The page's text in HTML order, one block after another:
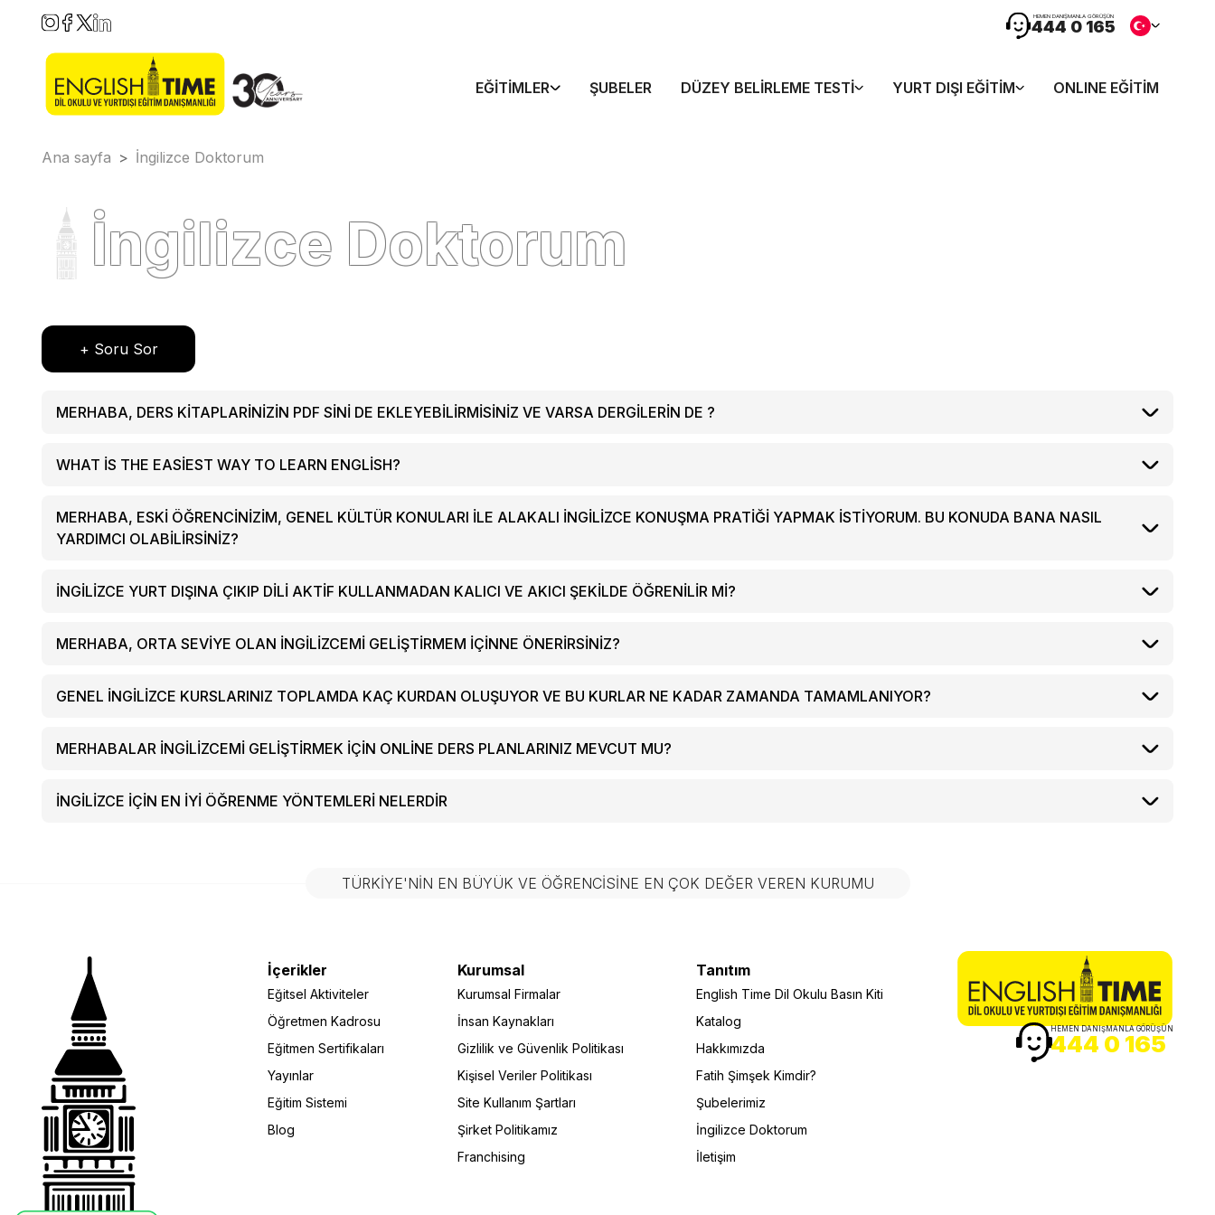
HEMEN DANIŞMANLA GÖRÜŞÜN
444 0 165
EĞITIMLER ŞUBELER DÜZEY BELIRLEME TESTI YURT DIŞI EĞITIM ONLINE EĞITIM
Ana sayfa > İngilizce Doktorum
İngilizce Doktorum
+ Soru Sor
MERHABA, DERS KITAPLARINIZIN PDF SINI DE EKLEYEBILIRMISINIZ VE VARSA DERGILERIN DE ?
WHAT IS THE EASIEST WAY TO LEARN ENGLISH?
MERHABA, ESKI ÖĞRENCINIZIM, GENEL KÜLTÜR KONULARI ILE ALAKALI İNGILIZCE KONUŞMA PRATIĞI YAPMAK ISTIYORUM. BU KONUDA BANA NASIL
YARDIMCI OLABILIRSINIZ?
İNGILIZCE YURT DIŞINA ÇIKIP DILI AKTIF KULLANMADAN KALICI VE AKICI ŞEKILDE ÖĞRENILIR MI?
MERHABA, ORTA SEVIYE OLAN INGILIZCEMI GELIŞTIRMEM IÇINNE ÖNERIRSINIZ?
GENEL INGILIZCE KURSLARINIZ TOPLAMDA KAÇ KURDAN OLUŞUYOR VE BU KURLAR NE KADAR ZAMANDA TAMAMLANIYOR?
MERHABALAR İNGILIZCEMI GELIŞTIRMEK IÇIN ONLINE DERS PLANLARINIZ MEVCUT MU?
İNGILIZCE IÇIN EN IYI ÖĞRENME YÖNTEMLERI NELERDIR
TÜRKIYE'NIN EN BÜYÜK VE ÖĞRENCISINE EN ÇOK DEĞER VEREN KURUMU
İçerikler
Eğitsel Aktiviteler
Öğretmen Kadrosu
Eğitmen Sertifikaları
Yayınlar
Eğitim Sistemi
Blog
Kurumsal
Kurumsal Firmalar
İnsan Kaynakları
Gizlilik ve Güvenlik Politikası
Kişisel Veriler Politikası
Site Kullanım Şartları
Şirket Politikamız
Franchising
Tanıtım
English Time Dil Okulu Basın Kiti
Katalog
Hakkımızda
Fatih Şimşek Kimdir?
Şubelerimiz
İngilizce Doktorum
İletişim
HEMEN DANIŞMANLA GÖRÜŞÜN
444 0 165